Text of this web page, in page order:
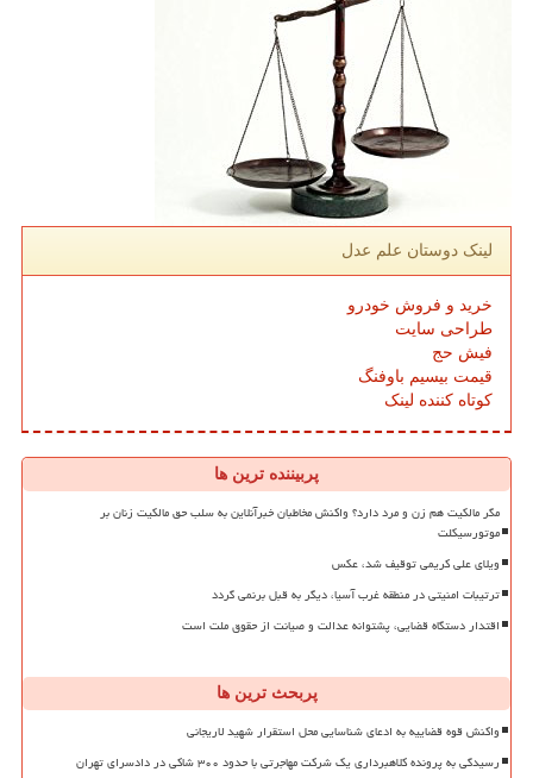
لینک دوستان علم عدل
خرید و فروش خودرو
طراحی سایت
فیش حج
قیمت بیسیم باوفنگ
کوتاه کننده لینک
پربیننده ترین ها
مگر مالکیت هم زن و مرد دارد؟ واکنش مخاطبان خبرآنلاین به سلب حق مالکیت زنان بر
موتورسیکلت
ویلای علی کریمی توقیف شد، عکس
ترتیبات امنیتی در منطقه غرب آسیا، دیگر به قبل برنمی گردد
اقتدار دستگاه قضایی، پشتوانه عدالت و صیانت از حقوق ملت است
پربحث ترین ها
واکنش قوه قضاییه به ادعای شناسایی محل استقرار شهید لاریجانی
رسیدگی به پرونده کلاهبرداری یک شرکت مهاجرتی با حدود ۳۰۰ شاکی در دادسرای تهران